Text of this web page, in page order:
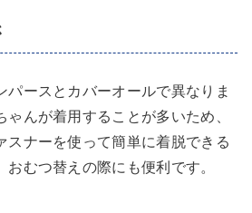
パースとカバーオールで異なりま
んが着用することが多いため、
スナーを使って簡単に着脱できる
おむつ替えの際にも便利です。